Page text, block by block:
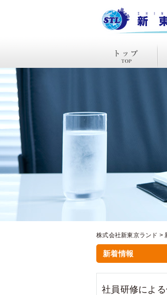
株式会社新東京ランド >
新着情報
社員研修によ